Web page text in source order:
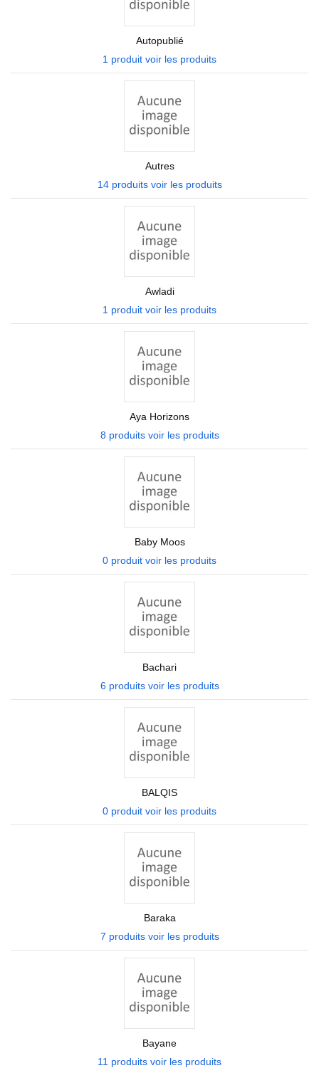
Autopublié
1 produit voir les produits
Autres
14 produits voir les produits
Awladi
1 produit voir les produits
Aya Horizons
8 produits voir les produits
Baby Moos
0 produit voir les produits
Bachari
6 produits voir les produits
BALQIS
0 produit voir les produits
Baraka
7 produits voir les produits
Bayane
11 produits voir les produits